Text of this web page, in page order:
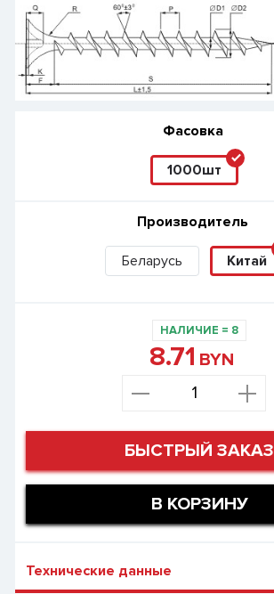
НАЛИЧИЕ = 8
8.71 BYN
БЫСТРЫЙ ЗАКАЗ
В КОРЗИНУ
Фасовка
1000шт
Производитель
Беларусь Китай
Технические данные